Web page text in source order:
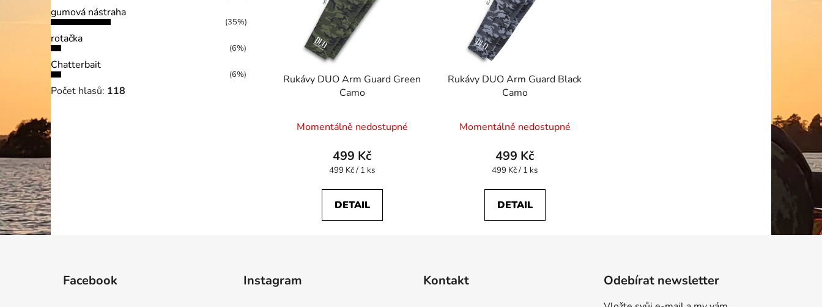
gumová nástraha
(35%)
rotačka
(6%)
Chatterbait
(6%)
Počet hlasů: 118
Rukávy DUO Arm Guard Green
Camo
Momentálně nedostupné
499 Kč
Měrná
499 Kč / 1 ks
DETAIL
Rukávy DUO Arm Guard Black
Camo
Momentálně nedostupné
499 Kč
Měrná
499 Kč / 1 ks
DETAIL
Facebook Instagram Kontakt Odebírat newsletter